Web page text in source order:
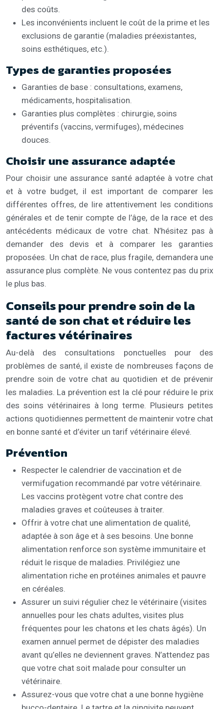
des coûts.
Les inconvénients incluent le coût de la prime et les
exclusions de garantie (maladies préexistantes,
soins esthétiques, etc.).
Types de garanties proposées
Garanties de base : consultations, examens,
médicaments, hospitalisation.
Garanties plus complètes : chirurgie, soins
préventifs (vaccins, vermifuges), médecines
douces.
Choisir une assurance adaptée
Pour choisir une assurance santé adaptée à votre chat
et à votre budget, il est important de comparer les
différentes offres, de lire attentivement les conditions
générales et de tenir compte de l’âge, de la race et des
antécédents médicaux de votre chat. N’hésitez pas à
demander des devis et à comparer les garanties
proposées. Un chat de race, plus fragile, demandera une
assurance plus complète. Ne vous contentez pas du prix
le plus bas.
Conseils pour prendre soin de la
santé de son chat et réduire les
factures vétérinaires
Au-delà des consultations ponctuelles pour des
problèmes de santé, il existe de nombreuses façons de
prendre soin de votre chat au quotidien et de prévenir
les maladies. La prévention est la clé pour réduire le prix
des soins vétérinaires à long terme. Plusieurs petites
actions quotidiennes permettent de maintenir votre chat
en bonne santé et d’éviter un tarif vétérinaire élevé.
Prévention
Respecter le calendrier de vaccination et de
vermifugation recommandé par votre vétérinaire.
Les vaccins protègent votre chat contre des
maladies graves et coûteuses à traiter.
Offrir à votre chat une alimentation de qualité,
adaptée à son âge et à ses besoins. Une bonne
alimentation renforce son système immunitaire et
réduit le risque de maladies. Privilégiez une
alimentation riche en protéines animales et pauvre
en céréales.
Assurer un suivi régulier chez le vétérinaire (visites
annuelles pour les chats adultes, visites plus
fréquentes pour les chatons et les chats âgés). Un
examen annuel permet de dépister des maladies
avant qu’elles ne deviennent graves. N’attendez pas
que votre chat soit malade pour consulter un
vétérinaire.
Assurez-vous que votre chat a une bonne hygiène